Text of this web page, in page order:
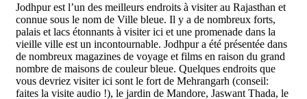
Jodhpur est l’un des meilleurs endroits à visiter au Rajasthan et
connue sous le nom de Ville bleue. Il y a de nombreux forts,
palais et lacs étonnants à visiter ici et une promenade dans la
vieille ville est un incontournable. Jodhpur a été présentée dans
de nombreux magazines de voyage et films en raison du grand
nombre de maisons de couleur bleue. Quelques endroits que
vous devriez visiter ici sont le fort de Mehrangarh (conseil:
faites la visite audio !), le jardin de Mandore, Jaswant Thada, le